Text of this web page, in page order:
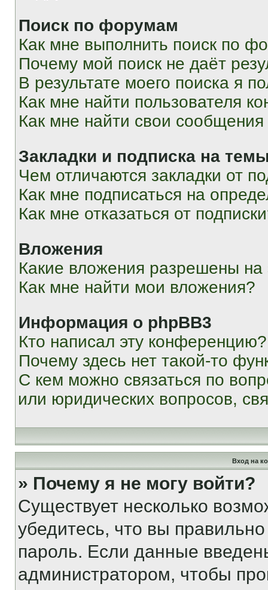
Поиск по форумам
Как мне выполнить поиск по
Почему мой поиск не даёт
В результате моего поиска я
Как мне найти пользователя
Как мне найти свои
Закладки и подписка на
Чем отличаются закладки от
Как мне подписаться на
Как мне отказаться от
Вложения
Какие вложения разрешены
Как мне найти мои вложения?
Информация о phpBB3
Кто написал эту конференцию?
Почему здесь нет такой-то
С кем можно связаться по
или юридических вопросов,
Вход на
» Почему я не могу войти?
Существует несколько
убедитесь, что вы
пароль. Если данные
администратором, чтобы